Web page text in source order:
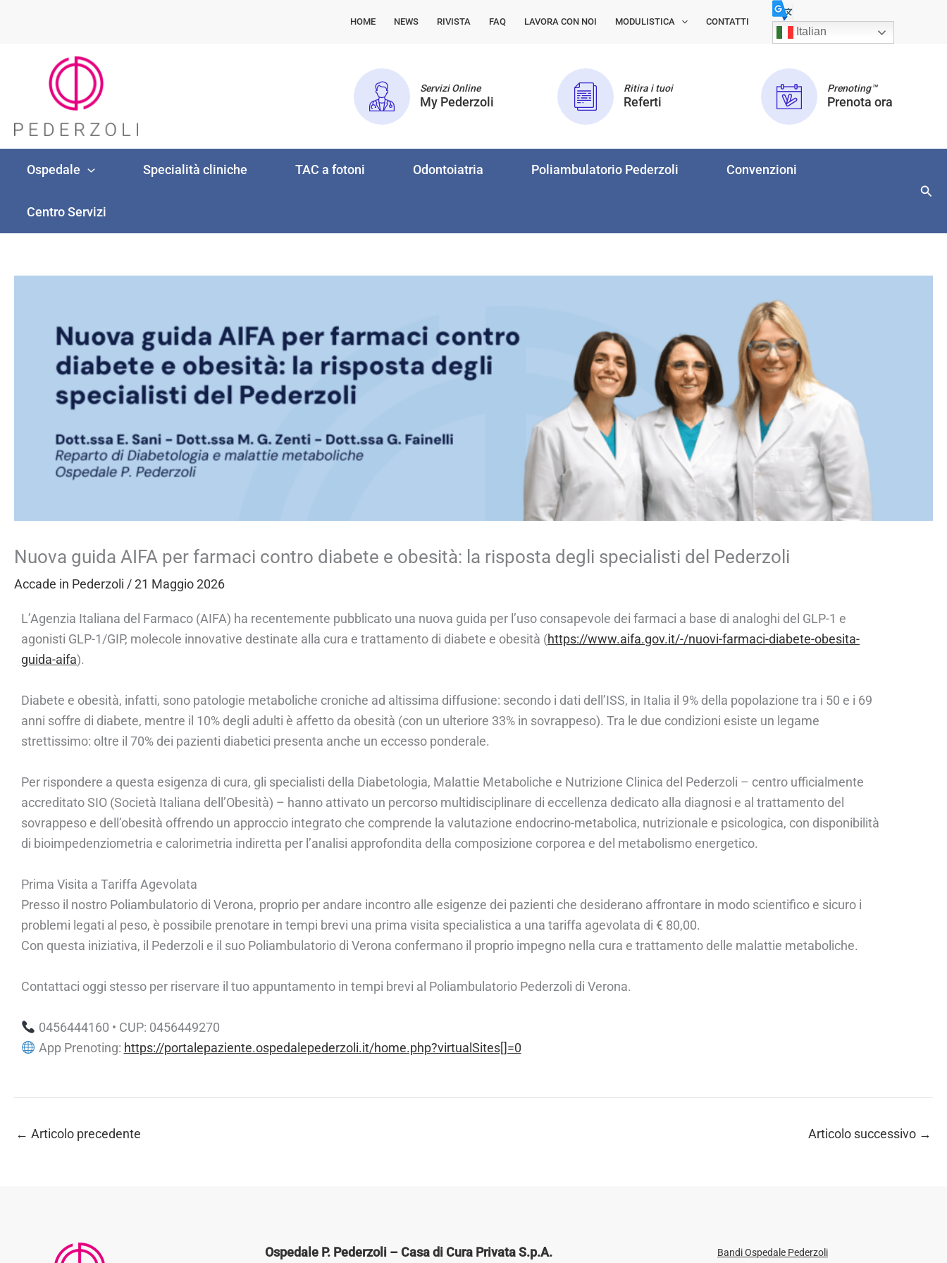
HOME NEWS RIVISTA FAQ LAVORA CON NOI MODULISTICA CONTATTI
Italian
Servizi Online
My Pederzoli
Ritira i tuoi
Referti
Prenoting™
Prenota ora
Ospedale Specialità cliniche TAC a fotoni Odontoiatria Poliambulatorio Pederzoli Convenzioni
Centro Servizi
Nuova guida AIFA per farmaci contro diabete e obesità: la risposta degli specialisti del Pederzoli
Accade in Pederzoli /21 Maggio 2026
L’Agenzia Italiana del Farmaco (AIFA) ha recentemente pubblicato una nuova guida per l’uso consapevole dei farmaci a base di analoghi del GLP-1 e
agonisti GLP-1/GIP, molecole innovative destinate alla cura e trattamento di diabete e obesità (https://www.aifa.gov.it/-/nuovi-farmaci-diabete-obesita-
guida-aifa).
Diabete e obesità, infatti, sono patologie metaboliche croniche ad altissima diffusione: secondo i dati dell’ISS, in Italia il 9% della popolazione tra i 50 e i 69
anni soffre di diabete, mentre il 10% degli adulti è affetto da obesità (con un ulteriore 33% in sovrappeso). Tra le due condizioni esiste un legame
strettissimo: oltre il 70% dei pazienti diabetici presenta anche un eccesso ponderale.
Per rispondere a questa esigenza di cura, gli specialisti della Diabetologia, Malattie Metaboliche e Nutrizione Clinica del Pederzoli – centro ufficialmente
accreditato SIO (Società Italiana dell’Obesità) – hanno attivato un percorso multidisciplinare di eccellenza dedicato alla diagnosi e al trattamento del
sovrappeso e dell’obesità offrendo un approccio integrato che comprende la valutazione endocrino-metabolica, nutrizionale e psicologica, con disponibilità
di bioimpedenziometria e calorimetria indiretta per l’analisi approfondita della composizione corporea e del metabolismo energetico.
Prima Visita a Tariffa Agevolata
Presso il nostro Poliambulatorio di Verona, proprio per andare incontro alle esigenze dei pazienti che desiderano affrontare in modo scientifico e sicuro i
problemi legati al peso, è possibile prenotare in tempi brevi una prima visita specialistica a una tariffa agevolata di € 80,00.
Con questa iniziativa, il Pederzoli e il suo Poliambulatorio di Verona confermano il proprio impegno nella cura e trattamento delle malattie metaboliche.
Contattaci oggi stesso per riservare il tuo appuntamento in tempi brevi al Poliambulatorio Pederzoli di Verona.
0456444160 • CUP: 0456449270
App Prenoting: https://portalepaziente.ospedalepederzoli.it/home.php?virtualSites[]=0
← Articolo precedente Articolo successivo →
Ospedale P. Pederzoli – Casa di Cura Privata S.p.A. Bandi Ospedale Pederzoli